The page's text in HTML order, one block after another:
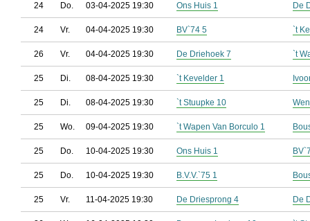
24 Do. 03-04-2025 19:30 Ons Huis 1 De
24 Vr. 04-04-2025 19:30 BV`74 5 `t
26 Vr. 04-04-2025 19:30 De Driehoek 7 `t
25 Di. 08-04-2025 19:30 `t Kevelder 1
25 Di. 08-04-2025 19:30 `t Stuupke 10
25 Wo. 09-04-2025 19:30 `t Wapen Van Borculo 1
25 Do. 10-04-2025 19:30 Ons Huis 1
25 Do. 10-04-2025 19:30 B.V.V.`75 1
25 Vr. 11-04-2025 19:30 De Driesprong 4 De